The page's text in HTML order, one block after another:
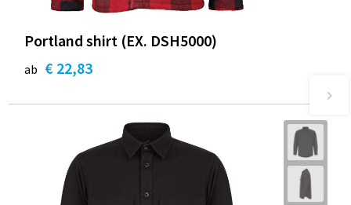
Portland shirt (EX. DSH5000)
ab € 22,83